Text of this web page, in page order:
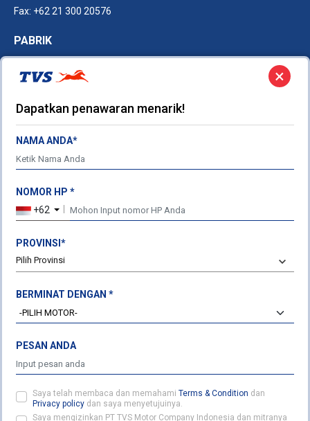
Fax: +62 21 300 20576
PABRIK
JI. Surya Madya Kav. I-30,
Karawang - 41361, Jawa Barat - Indonesia
Ph: +62 267 8610 121
Fax: +62 267 8610 173
TVS CONNECT APP
REACH OUT TO US
CONTACT US
×
Dapatkan penawaran menarik!
NAMA ANDA*
NOMOR HP *
+62
PROVINSI*
Pilih Provinsi
BERMINAT DENGAN *
PESAN ANDA
Saya telah membaca dan memahami Terms & Condition dan
Privacy policy dan saya menyetujuinya.
Saya mengizinkan PT TVS Motor Company Indonesia dan mitranya